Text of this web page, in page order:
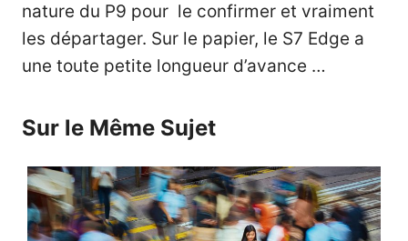
nature du P9 pour le confirmer et vraiment
les départager. Sur le papier, le S7 Edge a
une toute petite longueur d’avance …
Sur le Même Sujet